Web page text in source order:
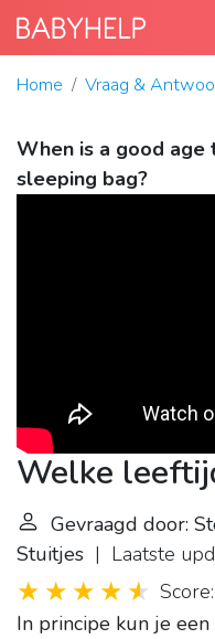
Home Vraag &
When is a good age
sleeping bag?
Welke
Gevraagd door:
Stuitjes | Laatste
In principe kun je